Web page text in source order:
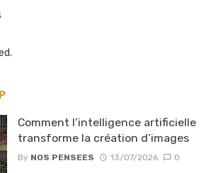
Comment l’intelligence artificielle
transforme la création d’images
By NOS PENSEES 13/07/2026 0